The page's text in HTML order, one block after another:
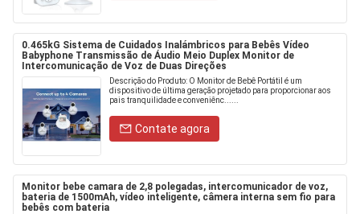
0.465kG Sistema de Cuidados Inalámbricos para Bebês Vídeo
Babyphone Transmissão de Áudio Meio Duplex Monitor de
Intercomunicação de Voz de Duas Direções
Descrição do Produto: O Monitor de Bebê Portátil é um
dispositivo de última geração projetado para proporcionar aos
pais tranquilidade e conveniênc......
Contate agora
Monitor bebe camara de 2,8 polegadas, intercomunicador de voz,
bateria de 1500mAh, vídeo inteligente, câmera interna sem fio para
bebês com bateria